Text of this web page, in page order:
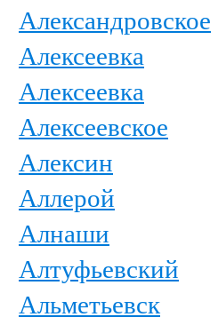
Александровское
Алексеевка
Алексеевка
Алексеевское
Алексин
Аллерой
Алнаши
Алтуфьевский
Альметьевск